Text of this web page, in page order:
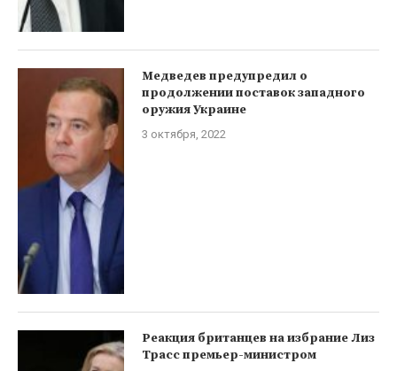
Медведев предупредил о
продолжении поставок западного
оружия Украине
3 октября, 2022
Реакция британцев на избрание Лиз
Трасс премьер-министром